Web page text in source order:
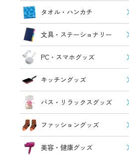
タオル・ハンカチ
文具・ステーショナリー
PC・スマホグッズ
キッチングッズ
バス・リラックスグッズ
ファッショングッズ
美容・健康グッズ